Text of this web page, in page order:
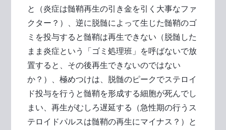
と（炎症は髄鞘再生の引き金を引く大事なファ
クター？）、逆に脱髄によって生じた髄鞘のゴ
ミを投与すると髄鞘は再生できない（脱髄した
まま炎症という「ゴミ処理班」を呼ばないで放
置すると、その後再生できないのではない
か？）、極めつけは、脱髄のピークでステロイ
ド投与を行うと髄鞘を形成する細胞が死んでし
まい、再生がむしろ遅延する（急性期の行うス
テロイドパルスは髄鞘の再生にマイナス？）と